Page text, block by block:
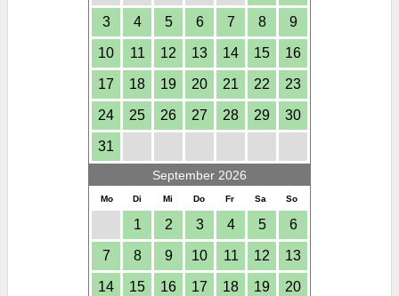
3 4 5 6 7 8 9
10 11 12 13 14 15 16
17 18 19 20 21 22 23
24 25 26 27 28 29 30
31
September 2026
Mo Di Mi Do Fr Sa So
1 2 3 4 5 6
7 8 9 10 11 12 13
14 15 16 17 18 19 20